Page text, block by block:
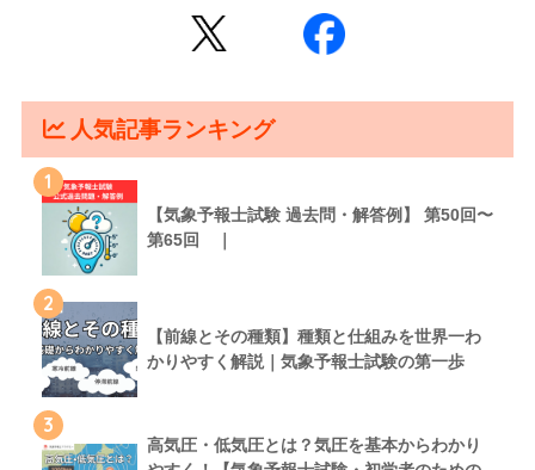
人気記事ランキング
1
【気象予報士試験 過去問・解答例】 第50回〜
第65回 ｜
2
【前線とその種類】種類と仕組みを世界一わ
かりやすく解説｜気象予報士試験の第一歩
3
高気圧・低気圧とは？気圧を基本からわかり